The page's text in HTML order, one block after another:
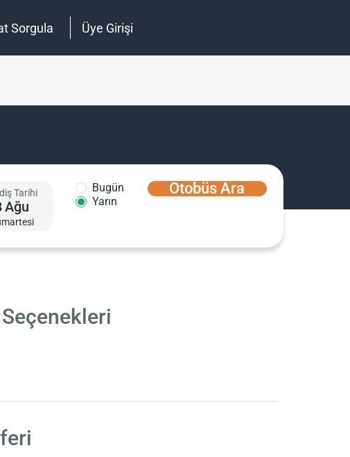
Sorgula Üye Girişi
Tarihi
Ağu
Bugün
Yarın
Otobüs Ara